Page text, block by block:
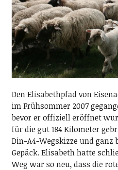
Den Elisabethpfad von
im Frühsommer 2007
bevor er offiziell eröffnet
für die gut 184 Kilometer
Din-A4-Wegskizze und ganz
Gepäck. Elisabeth hatte
Weg war so neu, dass die